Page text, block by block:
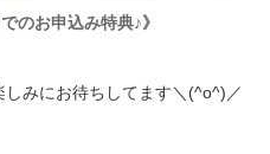
のお申込み特典♪》
みにお待ちしてます＼(^o^)／